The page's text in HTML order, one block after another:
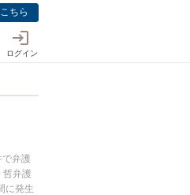
ちら
ログイン
弁護
哲弁護
に発生